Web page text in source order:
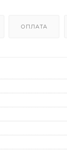
ОПЛАТА